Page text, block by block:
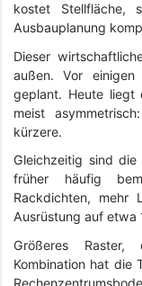
kostet Stellfläche,
Ausbauplanung
Dieser
außen. Vor
geplant. Heute liegt
meist
kürzere.
Gleichzeitig sind
früher häufig
Rackdichten, mehr
Ausrüstung auf etwa
Größeres
Kombination hat die